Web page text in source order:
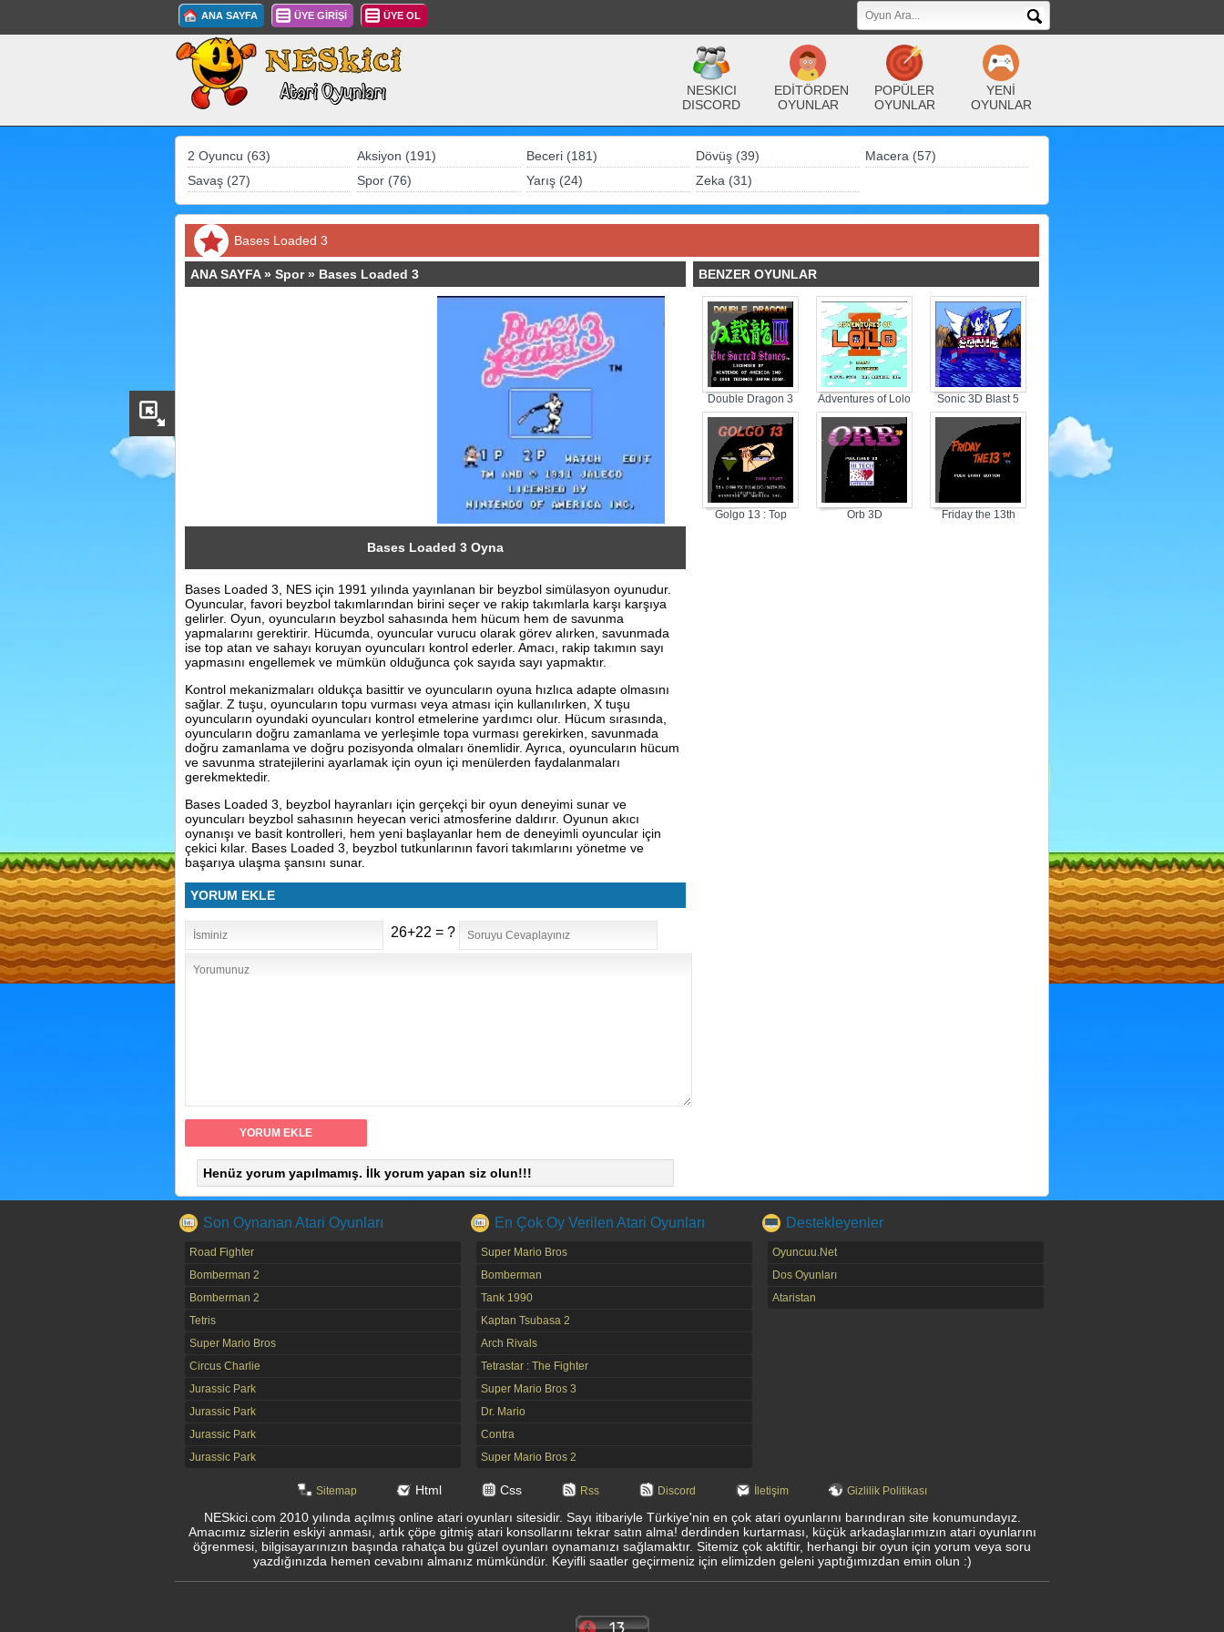
ANA SAYFA ÜYE GİRİŞİ ÜYE OL
YENİ
OYUNLAR
POPÜLER
OYUNLAR
EDİTÖRDEN
OYUNLAR
NESKICI
DISCORD
Pinterest
2 Oyuncu (63) Aksiyon (191) Beceri (181) Dövüş (39)
Macera (57)
Savaş (27)
Spor (76) Yarış (24) Zeka (31)
Bases Loaded 3
ANA SAYFA» Spor» Bases Loaded 3
Bases Loaded 3 Oyna
Bases Loaded 3, NES için 1991 yılında yayınlanan bir beyzbol simülasyon oyunudur.
Oyuncular, favori beyzbol takımlarından birini seçer ve rakip takımlarla karşı karşıya
gelirler. Oyun, oyuncuların beyzbol sahasında hem hücum hem de savunma
yapmalarını gerektirir. Hücumda, oyuncular vurucu olarak görev alırken, savunmada
ise top atan ve sahayı koruyan oyuncuları kontrol ederler. Amacı, rakip takımın sayı
yapmasını engellemek ve mümkün olduğunca çok sayıda sayı yapmaktır.
Kontrol mekanizmaları oldukça basittir ve oyuncuların oyuna hızlıca adapte olmasını
sağlar. Z tuşu, oyuncuların topu vurması veya atması için kullanılırken, X tuşu
oyuncuların oyundaki oyuncuları kontrol etmelerine yardımcı olur. Hücum sırasında,
oyuncuların doğru zamanlama ve yerleşimle topa vurması gerekirken, savunmada
doğru zamanlama ve doğru pozisyonda olmaları önemlidir. Ayrıca, oyuncuların hücum
ve savunma stratejilerini ayarlamak için oyun içi menülerden faydalanmaları
gerekmektedir.
Bases Loaded 3, beyzbol hayranları için gerçekçi bir oyun deneyimi sunar ve
oyuncuları beyzbol sahasının heyecan verici atmosferine daldırır. Oyunun akıcı
oynanışı ve basit kontrolleri, hem yeni başlayanlar hem de deneyimli oyuncular için
çekici kılar. Bases Loaded 3, beyzbol tutkunlarının favori takımlarını yönetme ve
başarıya ulaşma şansını sunar.
YORUM EKLE
26+22 = ?
Henüz yorum yapılmamış. İlk yorum yapan siz olun!!!
BENZER OYUNLAR
Double Dragon 3
Adventures of Lolo
3
Sonic 3D Blast 5
Golgo 13 : Top
Orb 3D Friday the 13th
Son Oynanan Atari Oyunları
Road Fighter
Bomberman 2
Bomberman 2
Tetris
Super Mario Bros
Circus Charlie
Jurassic Park
Jurassic Park
Jurassic Park
Jurassic Park
En Çok Oy Verilen Atari Oyunları
Super Mario Bros
Bomberman
Tank 1990
Kaptan Tsubasa 2
Arch Rivals
Tetrastar : The Fighter
Super Mario Bros 3
Dr. Mario
Contra
Super Mario Bros 2
Destekleyenler
Oyuncuu.Net
Dos Oyunları
Ataristan
Sitemap Html Css Rss Discord İletişim Gizlilik Politikası
NESkici.com 2010 yılında açılmış online atari oyunları sitesidir. Sayı itibariyle Türkiye'nin en çok atari oyunlarını barındıran site konumundayız.
Amacımız sizlerin eskiyi anması, artık çöpe gitmiş atari konsollarını tekrar satın alma! derdinden kurtarması, küçük arkadaşlarımızın atari oyunlarını
öğrenmesi, bilgisayarınızın başında rahatça bu güzel oyunları oynamanızı sağlamaktır. Sitemiz çok aktiftir, herhangi bir oyun için yorum veya soru
yazdığınızda hemen cevabını almanız mümkündür. Keyifli saatler geçirmeniz için elimizden geleni yaptığımızdan emin olun :)